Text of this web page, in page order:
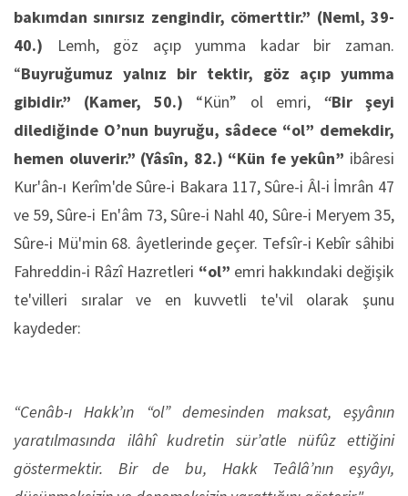
bakımdan sınırsız zengindir, cömerttir.” (Neml, 39-
40.) Lemh, göz açıp yumma kadar bir zaman.
“Buyruğumuz yalnız bir tektir, göz açıp yumma
gibidir.”
(Kamer, 50.) “Kün” ol emri, “Bir şeyi
dilediğinde O’nun buyruğu, sâdece “ol” demekdir,
hemen oluverir.” (Yâsîn, 82.) “Kün fe yekûn” ibâresi
Kur'ân-ı Kerîm'de Sûre-i Bakara 117, Sûre-i Âl-i İmrân 47
ve 59, Sûre-i En'âm 73, Sûre-i Nahl 40, Sûre-i Meryem 35,
Sûre-i Mü'min 68. âyetlerinde geçer. Tefsîr-i Kebîr sâhibi
Fahreddin-i Râzî Hazretleri “ol” emri hakkındaki değişik
te'villeri sıralar ve en kuvvetli te'vil olarak şunu
kaydeder:
“Cenâb-ı Hakk’ın “ol” demesinden maksat, eşyânın
yaratılmasında ilâhî kudretin sür’atle nüfûz ettiğini
göstermektir. Bir de bu, Hakk Teâlâ’nın eşyâyı,